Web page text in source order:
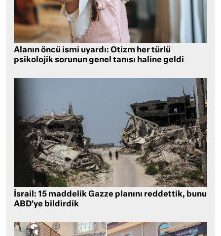
Alanın öncü ismi uyardı: Otizm her türlü
psikolojik sorunun genel tanısı haline geldi
İsrail: 15 maddelik Gazze planını reddettik, bunu
ABD’ye bildirdik